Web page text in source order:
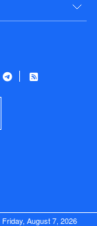
Friday, August 7, 2026